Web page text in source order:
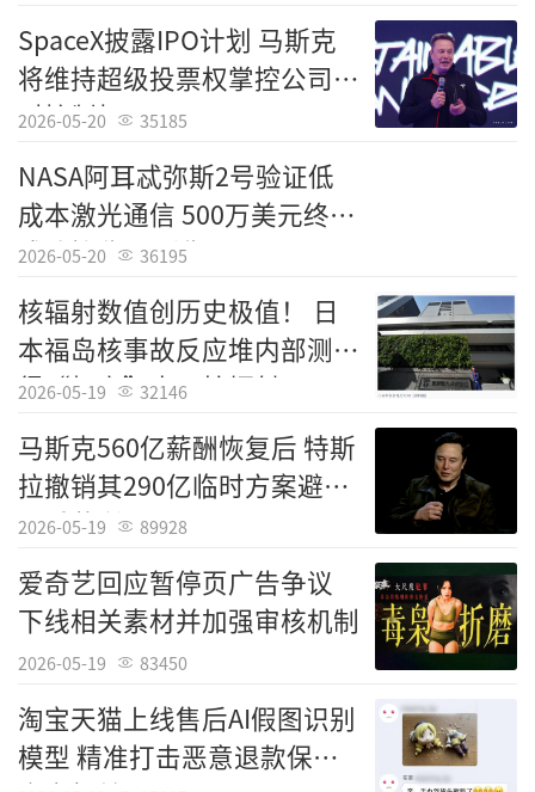
Tags：genai.apple.com
SpaceX披露IPO计划 马斯克
将维持超级投票权掌控公司绝
对控制权
2026-05-20 35185
NASA阿耳忒弥斯2号验证低
成本激光通信 500万美元终端
成功接收4K影像
2026-05-20 36195
核辐射数值创历史极值！ 日
本福岛核事故反应堆内部测
得“极高”水平核辐射
2026-05-19 32146
马斯克560亿薪酬恢复后 特斯
拉撤销其290亿临时方案避免
双重获利
2026-05-19 89928
爱奇艺回应暂停页广告争议
下线相关素材并加强审核机制
2026-05-19 83450
淘宝天猫上线售后AI假图识别
模型 精准打击恶意退款保障